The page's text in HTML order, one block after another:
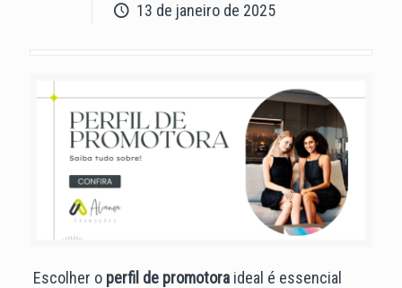
13 de janeiro de 2025
Escolher o perfil de promotoraideal é essencial